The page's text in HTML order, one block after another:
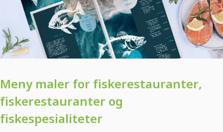
Meny maler for fiskerestauranter,
fiskerestauranter og
fiskespesialiteter